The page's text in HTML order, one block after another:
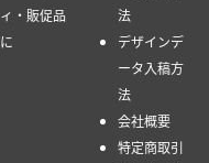
ィ・販促品
に
法
デザインデ
ータ入稿方
法
会社概要
特定商取引